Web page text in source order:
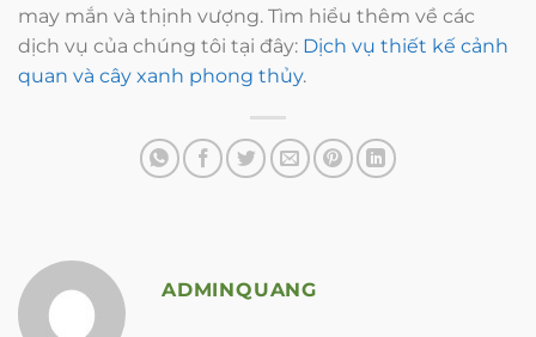
may mắn và thịnh vượng. Tìm hiểu thêm về các
dịch vụ của chúng tôi tại đây: Dịch vụ thiết kế cảnh
quan và cây xanh phong thủy.
ADMINQUANG